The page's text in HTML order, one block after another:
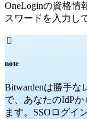
OneLoginの資格情
スワードを入力し

note
Bitwardenは勝手
で、あなたのIdP
ます。SSOログイ